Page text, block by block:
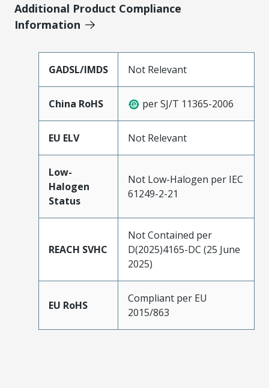
Additional Product Compliance
Information
GADSL/IMDS Not Relevant
China RoHS per SJ/T 11365-2006
EU ELV Not Relevant
Low-
Halogen
Status
Not Low-Halogen per IEC
61249-2-21
REACH SVHC
Not Contained per
D(2025)4165-DC (25 June
2025)
EU RoHS
Compliant per EU
2015/863